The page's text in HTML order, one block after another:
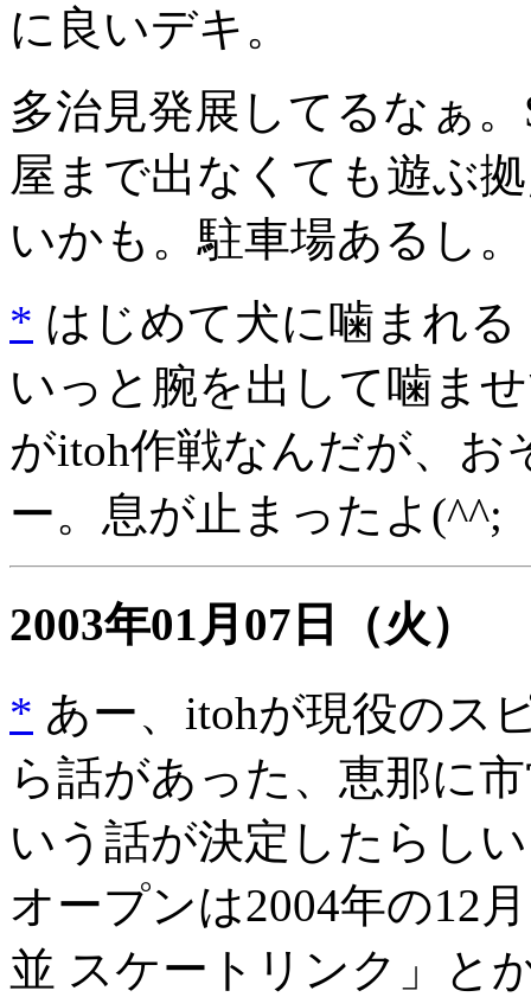
に良いデキ。
多治見発展してるなぁ
屋まで出なくても遊ぶ
いかも。駐車場あるし。
* はじめて犬に噛まれ
いっと腕を出して噛ま
がitoh作戦なんだが、
ー。息が止まったよ(^^;
2003年01月07日
（火）
* あー、itohが現役のス
ら話があった、恵那に
いう話が決定したらし
オープンは2004年の12
並 スケートリンク」と